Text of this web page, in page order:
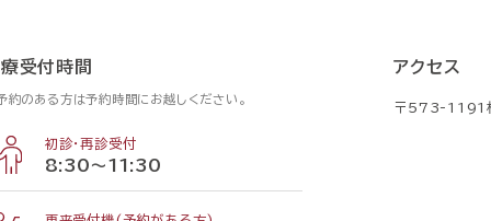
受付時間
約のある方は予約時間にお越しください。
初診・再診受付
8:30〜11:30
アクセス
〒573-1191